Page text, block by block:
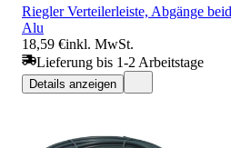
Riegler Verteilerleiste, Abgänge
Alu
18,59 €inkl. MwSt.
Lieferung bis 1-2 Arbeitstage
Details anzeigen